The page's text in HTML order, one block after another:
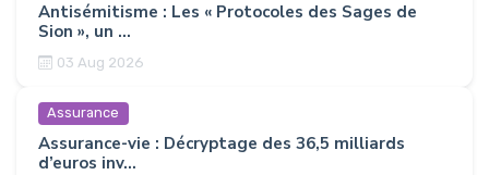
Antisémitisme : Les « Protocoles des Sages de
Sion », un ...
03 Aug 2026
Assurance
Assurance-vie : Décryptage des 36,5 milliards
d’euros inv...